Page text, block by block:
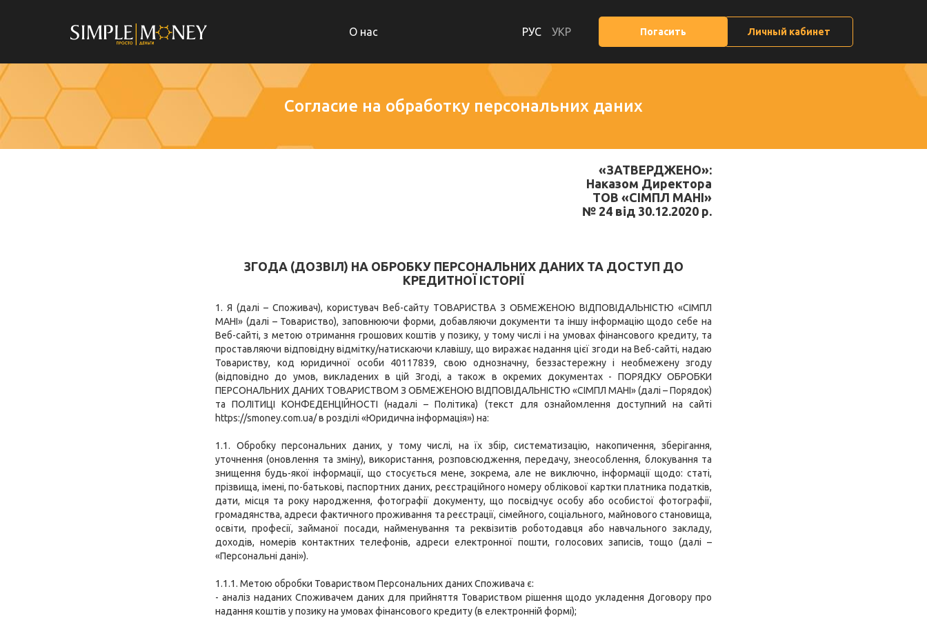
О нас РУС УКР Погасить Личный кабинет
Согласие на обработку персональних даних
«ЗАТВЕРДЖЕНО»:
Наказом Директора
ТОВ «СІМПЛ МАНІ»
№ 24 від 30.12.2020 р.
ЗГОДА (ДОЗВІЛ) НА ОБРОБКУ ПЕРСОНАЛЬНИХ ДАНИХ ТА ДОСТУП ДО
КРЕДИТНОЇ ІСТОРІЇ
1. Я (далі – Споживач), користувач Веб-сайту ТОВАРИСТВА З ОБМЕЖЕНОЮ ВІДПОВІДАЛЬНІСТЮ «СІМПЛ
МАНІ» (далі – Товариство), заповнюючи форми, добавляючи документи та іншу інформацію щодо себе на
Веб-сайті, з метою отримання грошових коштів у позику, у тому числі і на умовах фінансового кредиту, та
проставляючи відповідну відмітку/натискаючи клавішу, що виражає надання цієї згоди на Веб-сайті, надаю
Товариству, код юридичної особи 40117839, свою однозначну, беззастережну і необмежену згоду
(відповідно до умов, викладених в цій Згоді, а також в окремих документах - ПОРЯДКУ ОБРОБКИ
ПЕРСОНАЛЬНИХ ДАНИХ ТОВАРИСТВОМ З ОБМЕЖЕНОЮ ВІДПОВІДАЛЬНІСТЮ «СІМПЛ МАНІ» (далі – Порядок)
та ПОЛІТИЦІ КОНФЕДЕНЦІЙНОСТІ (надалі – Політика) (текст для ознайомлення доступний на сайті
https://smoney.com.ua/ в розділі «Юридична інформація») на:
1.1. Обробку персональних даних, у тому числі, на їх збір, систематизацію, накопичення, зберігання,
уточнення (оновлення та зміну), використання, розповсюдження, передачу, знеособлення, блокування та
знищення будь-якої інформації, що стосується мене, зокрема, але не виключно, інформації щодо: статі,
прізвища, імені, по-батькові, паспортних даних, реєстраційного номеру облікової картки платника податків,
дати, місця та року народження, фотографії документу, що посвідчує особу або особистої фотографії,
громадянства, адреси фактичного проживання та реєстрації, сімейного, соціального, майнового становища,
освіти, професії, займаної посади, найменування та реквізитів роботодавця або навчального закладу,
доходів, номерів контактних телефонів, адреси електронної пошти, голосових записів, тощо (далі –
«Персональні дані»).
1.1.1. Метою обробки Товариством Персональних даних Споживача є:
- аналіз наданих Споживачем даних для прийняття Товариством рішення щодо укладення Договору про
надання коштів у позику на умовах фінансового кредиту (в електронній формі);